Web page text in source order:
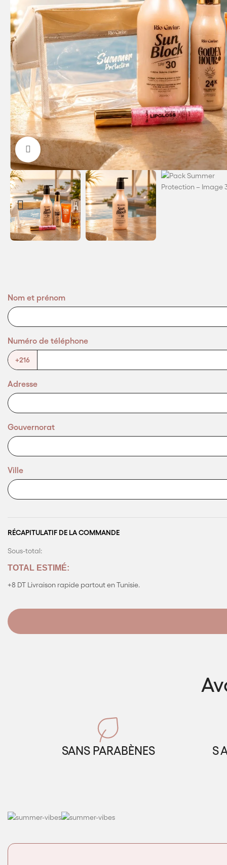
Agrandir
Nom et prénom
Numéro de téléphone
+216
Adresse
Gouvernorat
Ville
RÉCAPITULATIF DE LA COMMANDE
Sous-total:
TOTAL ESTIMÉ:
+8 DT Livraison rapide partout en Tunisie.
SANS PARABÈNES